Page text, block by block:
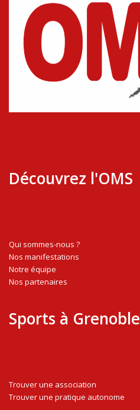
Découvrez l'OMS
Qui sommes-nous ?
Nos manifestations
Notre équipe
Nos partenaires
Sports à Grenoble
Trouver une association
Trouver une pratique autonome